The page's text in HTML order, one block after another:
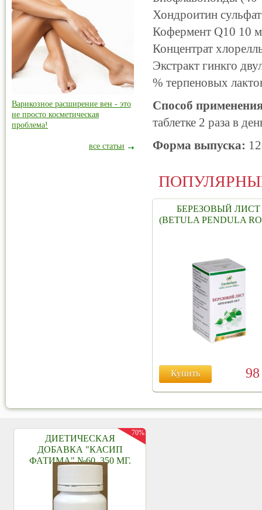
Хондроитин
Кофермент Q10 10
Концентрат
Экстракт гинкго
% терпеновых
Способ
таблетке 2 раза в
Форма выпуска:
БЕРЕЗОВЫЙ ЛИСТ
(BETULA PENDULA
Купить
Варикозное расширение вен - это
не просто косметическая
проблема!
все статьи
ДИЕТИЧЕСКАЯ
ДОБАВКА "КАСИП
ФАТИМА" №60, 350 МГ.
70%